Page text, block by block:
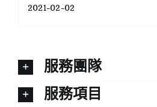
2021-02-02
服務團隊
服務項目